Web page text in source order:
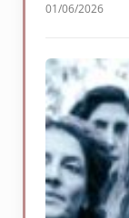
01/06/2026